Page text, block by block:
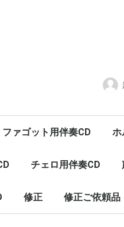
ファゴット用伴奏CD ホ
チェロ用伴奏CD
修正 修正ご依頼品